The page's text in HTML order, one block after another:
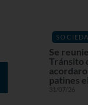
Se
Tránsito
patines
31/07/26